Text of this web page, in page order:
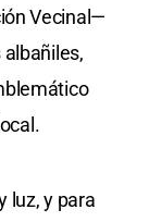
Vecinal—
luz, y para